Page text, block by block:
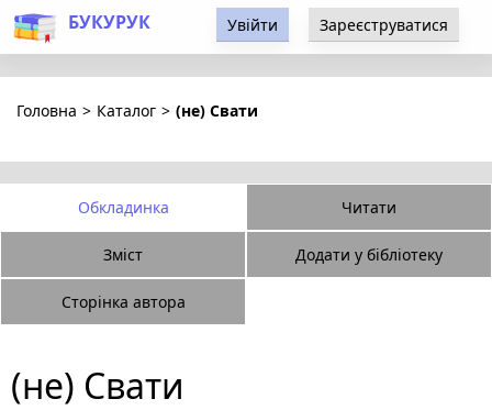
БУКУРУК Увійти Зареєструватися
Головна > Каталог > (не) Свати
Обкладинка Читати
Зміст Додати у бібліотеку
Сторінка автора
(не) Свати